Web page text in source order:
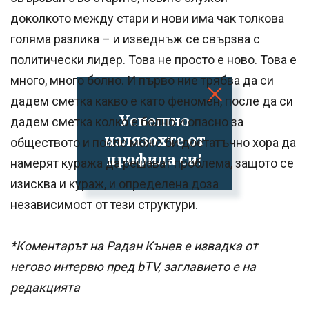
Успешно
излязохте от
профила си!
доколкото между стари и нови има чак толкова
голяма разлика – и изведнъж се свързва с
политически лидер. Това не просто е ново. Това е
много, много болно. И първо ние трябва да си
дадем сметка какво е като феномен, после да си
дадем сметка колко е болно и опасно за
обществото и после може би достатъчно хора да
намерят куража да решават проблема, защото се
изисква и кураж, и определена доза
независимост от тези структури.
*Коментарът на Радан Кънев е извадка от
негово интервю пред bTV, заглавието е на
редакцията